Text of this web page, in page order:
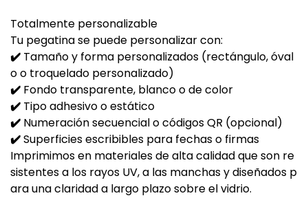
Totalmente personalizable
Tu pegatina se puede personalizar con:
✔️ Tamaño y forma personalizados (rectángulo, óval
o o troquelado personalizado)
✔️ Fondo transparente, blanco o de color
✔️ Tipo adhesivo o estático
✔️ Numeración secuencial o códigos QR (opcional)
✔️Superficies escribibles para fechas o firmas
Imprimimos en materiales de alta calidad que son re
sistentes a los rayos UV, a las manchas y diseñados p
ara una claridad a largo plazo sobre el vidrio.